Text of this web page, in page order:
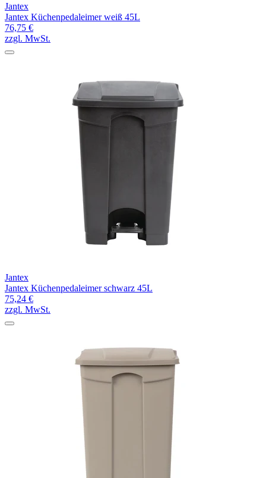
Jantex
Jantex Küchenpedaleimer weiß 45L
76,75 €
zzgl. MwSt.
Jantex
Jantex Küchenpedaleimer schwarz 45L
75,24 €
zzgl. MwSt.